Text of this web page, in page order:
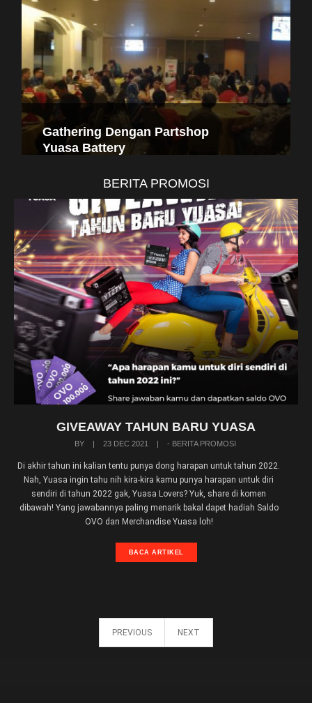
Gathering Dengan Partshop
Yuasa Battery
BERITA PROMOSI
GIVEAWAY TAHUN BARU YUASA
BY | 23 DEC 2021 | - BERITA PROMOSI
Di akhir tahun ini kalian tentu punya dong harapan untuk tahun 2022.
Nah, Yuasa ingin tahu nih kira-kira kamu punya harapan untuk diri
sendiri di tahun 2022 gak, Yuasa Lovers? Yuk, share di komen
dibawah! Yang jawabannya paling menarik bakal dapet hadiah Saldo
OVO dan Merchandise Yuasa loh!
BACA ARTIKEL
PREVIOUS NEXT